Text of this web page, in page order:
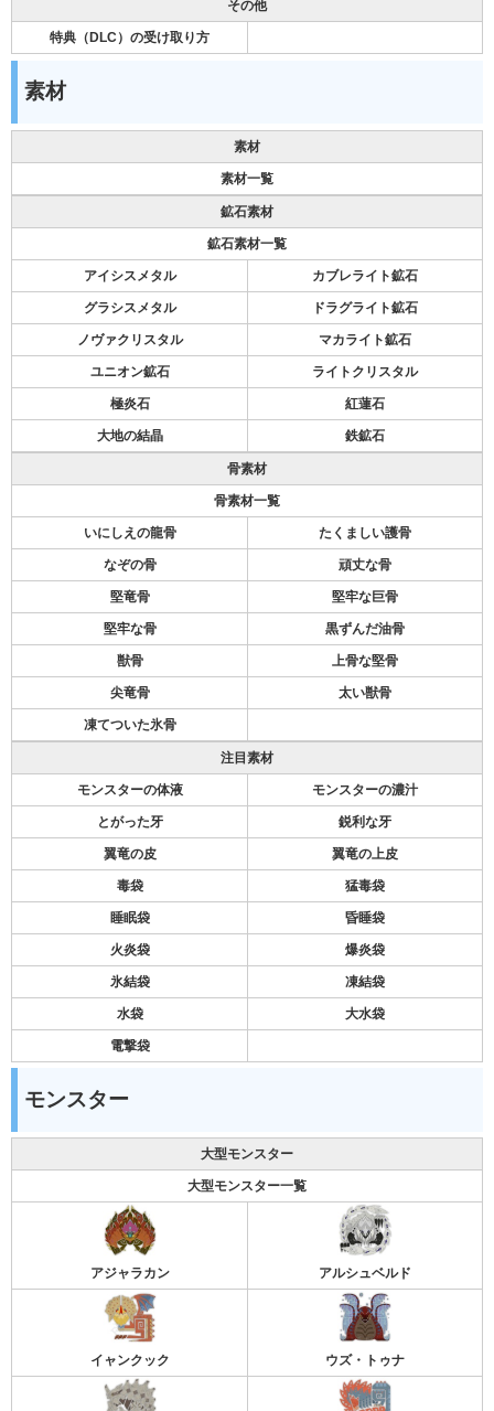
その他
特典（DLC）の受け取り方
素材
素材
素材一覧
鉱石素材
鉱石素材一覧
アイシスメタル カブレライト鉱石
グラシスメタル ドラグライト鉱石
ノヴァクリスタル マカライト鉱石
ユニオン鉱石 ライトクリスタル
極炎石 紅蓮石
大地の結晶 鉄鉱石
骨素材
骨素材一覧
いにしえの龍骨 たくましい護骨
なぞの骨 頑丈な骨
堅竜骨 堅牢な巨骨
堅牢な骨 黒ずんだ油骨
獣骨 上骨な堅骨
尖竜骨 太い獣骨
凍てついた氷骨
注目素材
モンスターの体液 モンスターの濃汁
とがった牙 鋭利な牙
翼竜の皮 翼竜の上皮
毒袋 猛毒袋
睡眠袋 昏睡袋
火炎袋 爆炎袋
氷結袋 凍結袋
水袋 大水袋
電撃袋
モンスター
大型モンスター
大型モンスター一覧
アジャラカン アルシュベルド
イャンクック ウズ・トゥナ